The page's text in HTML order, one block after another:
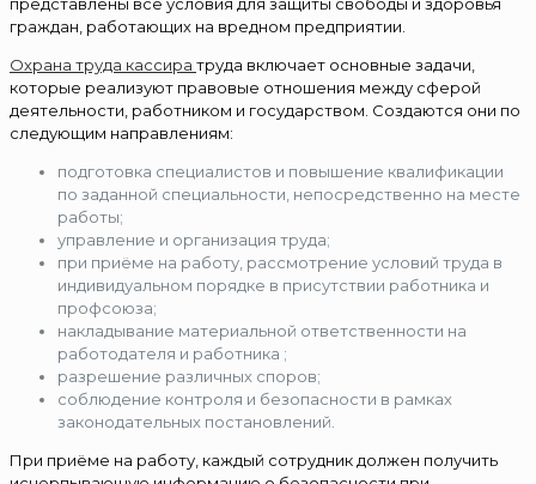
граждан, работающих на вредном предприятии.
Охрана труда кассира труда включает основные задачи,
которые реализуют правовые отношения между сферой
деятельности, работником и государством. Создаются они по
следующим направлениям:
подготовка специалистов и повышение квалификации
по заданной специальности, непосредственно на месте
работы;
управление и организация труда;
при приёме на работу, рассмотрение условий труда в
индивидуальном порядке в присутствии работника и
профсоюза;
накладывание материальной ответственности на
работодателя и работника ;
разрешение различных споров;
соблюдение контроля и безопасности в рамках
законодательных постановлений.
При приёме на работу, каждый сотрудник должен получить